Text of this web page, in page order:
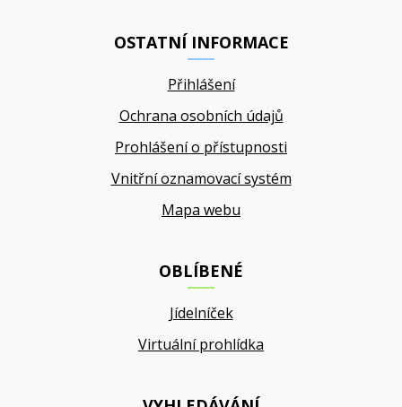
OSTATNÍ INFORMACE
Přihlášení
Ochrana osobních údajů
Prohlášení o přístupnosti
Vnitřní oznamovací systém
Mapa webu
OBLÍBENÉ
Jídelníček
Virtuální prohlídka